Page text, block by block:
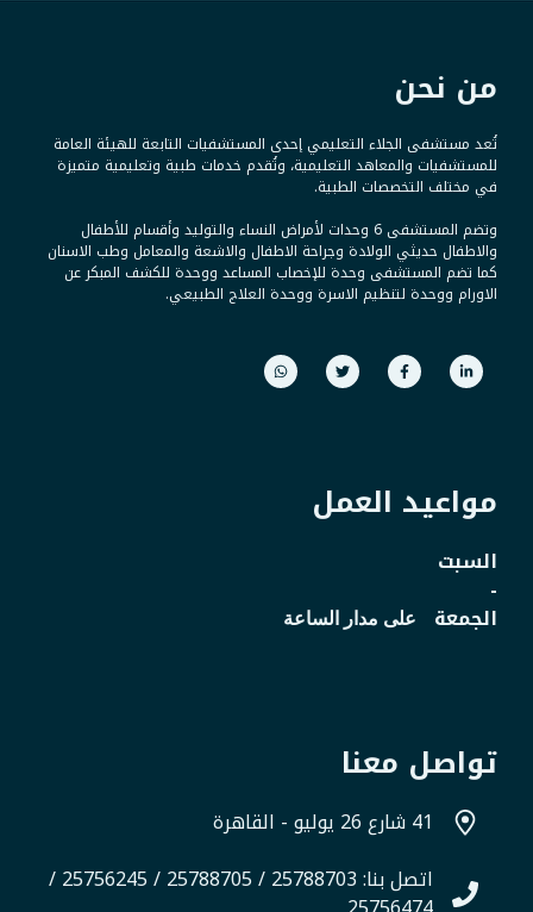
من نحن
تُعد مستشفى الجلاء التعليمي إحدى المستشفيات التابعة للهيئة العامة
للمستشفيات والمعاهد التعليمية، وتُقدم خدمات طبية وتعليمية متميزة
في مختلف التخصصات الطبية.
وتضم المستشفى 6 وحدات لأمراض النساء والتوليد وأقسام للأطفال
والاطفال حديثي الولادة وجراحة الاطفال والاشعة والمعامل وطب الاسنان
كما تضم المستشفى وحدة للإخصاب المساعد ووحدة للكشف المبكر عن
الاورام ووحدة لتنظيم الاسرة ووحدة العلاج الطبيعي.
مواعيد العمل
السبت
-
الجمعة على مدار الساعة
تواصل معنا
41 شارع 26 يوليو - القاهرة
اتصل بنا: 25788703 / 25788705 / 25756245 /